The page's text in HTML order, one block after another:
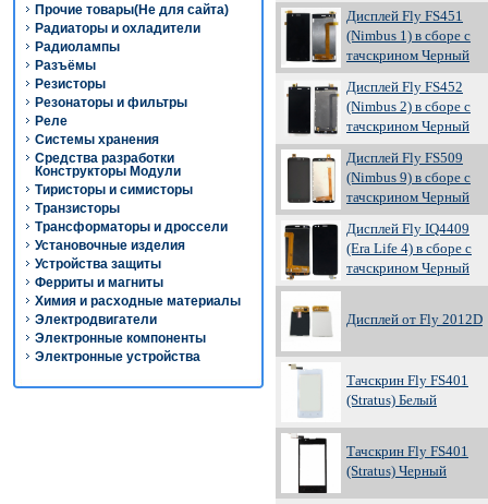
Прочие товары(Не для сайта)
Радиаторы и охладители
Радиолампы
Разъёмы
Резисторы
Резонаторы и фильтры
Реле
Системы хранения
Средства разработки
Конструкторы Модули
Тиристоры и симисторы
Транзисторы
Трансформаторы и дроссели
Установочные изделия
Устройства защиты
Ферриты и магниты
Химия и расходные материалы
Электродвигатели
Электронные компоненты
Электронные устройства
Дисплей Fly FS451
(Nimbus 1) в сборе с
тачскрином Черный
Дисплей Fly FS452
(Nimbus 2) в сборе с
тачскрином Черный
Дисплей Fly FS509
(Nimbus 9) в сборе с
тачскрином Черный
Дисплей Fly IQ4409
(Era Life 4) в сборе с
тачскрином Черный
Дисплей от Fly 2012D
Тачскрин Fly FS401
(Stratus) Белый
Тачскрин Fly FS401
(Stratus) Черный